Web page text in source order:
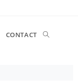
CONTACT